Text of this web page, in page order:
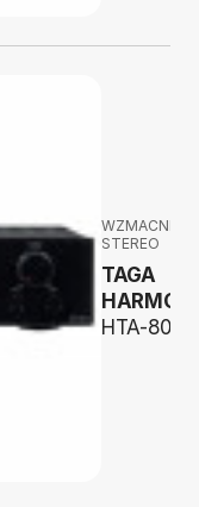
STEREO
TAGA
HTA-800